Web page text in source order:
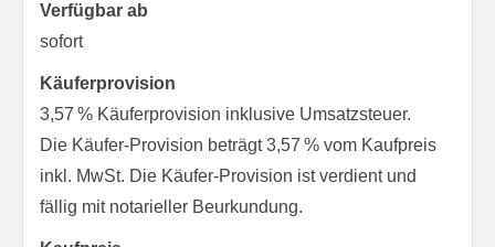
Verfügbar ab
sofort
Käufer­provision
3,57 % Käuferprovision inklusive Umsatzsteuer.
Die Käufer-Provision beträgt 3,57 % vom Kaufpreis
inkl. MwSt. Die Käufer-Provision ist verdient und
fällig mit notarieller Beurkundung.